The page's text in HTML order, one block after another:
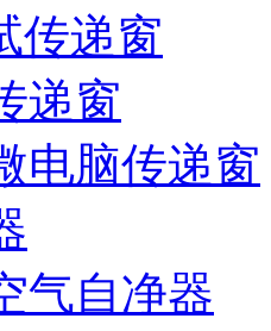
传递窗
递窗
电脑传递窗
气自净器